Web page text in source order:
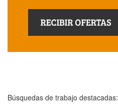
Búsquedas de trabajo destacadas: